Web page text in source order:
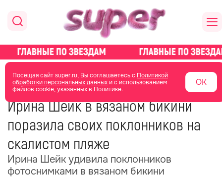
Посещая сайт super.ru, Вы соглашаетесь с Политикой
обработки персональных данныхи с использованием
файлов cookie, указанных в Политике.
ОК
главная новости о звездах новости
31 августа 2025 15:26
Ирина Шейк в вязаном бикини
поразила своих поклонников на
скалистом пляже
Ирина Шейк удивила поклонников
фотоснимками в вязаном бикини